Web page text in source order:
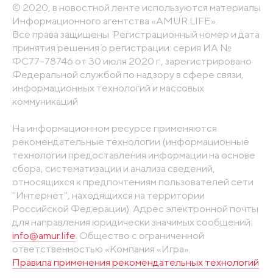
© 2020, в новостной ленте используются материалы
Информационного агентства «AMUR.LIFE».
Все права защищены. Регистрационный номер и дата
принятия решения о регистрации: серия ИА №
ФС77-78746 от 30 июля 2020 г., зарегистрировано
Федеральной службой по надзору в сфере связи,
информационных технологий и массовых
коммуникаций
На информационном ресурсе применяются
рекомендательные технологии (информационные
технологии предоставления информации на основе
сбора, систематизации и анализа сведений,
относящихся к предпочтениям пользователей сети
"Интернет", находящихся на территории
Российской Федерации). Адрес электронной почты
для направления юридически значимых сообщений:
info@amur.life . Общество с ограниченной
ответственностью «Компания «Игра».
Правила применения рекомендательных технологий